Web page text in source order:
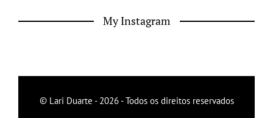
My Instagram
© Lari Duarte - 2026 - Todos os direitos reservados